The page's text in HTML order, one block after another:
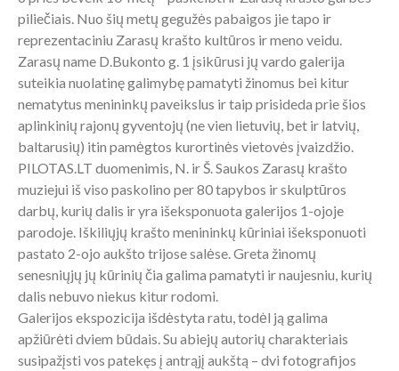
piliečiais. Nuo šių metų gegužės pabaigos jie tapo ir
reprezentaciniu Zarasų krašto kultūros ir meno veidu.
Zarasų name D.Bukonto g. 1 įsikūrusi jų vardo galerija
suteikia nuolatinę galimybę pamatyti žinomus bei kitur
nematytus menininkų paveikslus ir taip prisideda prie šios
aplinkinių rajonų gyventojų (ne vien lietuvių, bet ir latvių,
baltarusių) itin pamėgtos kurortinės vietovės įvaizdžio.
PILOTAS.LT duomenimis, N. ir Š. Saukos Zarasų krašto
muziejui iš viso paskolino per 80 tapybos ir skulptūros
darbų, kurių dalis ir yra išeksponuota galerijos 1-ojoje
parodoje. Iškiliųjų krašto menininkų kūriniai išeksponuoti
pastato 2-ojo aukšto trijose salėse. Greta žinomų
senesniųjų jų kūrinių čia galima pamatyti ir naujesniu, kurių
dalis nebuvo niekus kitur rodomi.
Galerijos ekspozicija išdėstyta ratu, todėl ją galima
apžiūrėti dviem būdais. Su abiejų autorių charakteriais
susipažįsti vos patekęs į antrąjį aukštą – dvi fotografijos